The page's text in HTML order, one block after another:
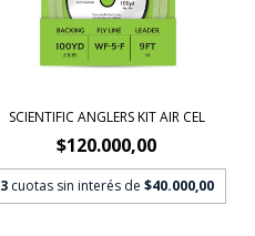
SCIENTIFIC ANGLERS KIT AIR CEL
$120.000,00
3 cuotas sin interés de $40.000,00